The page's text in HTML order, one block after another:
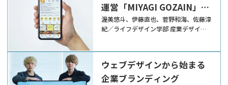
運営「MIYAGI GOZAIN」
【産学連携】
渥美悠斗、伊藤直也、菅野和海、佐藤淳
紀／ライフデザイン学部 産業デザイン
ウェブデザインから始まる
企業ブランディング